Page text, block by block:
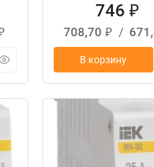
746₽
708,70 ₽ /
В корзину